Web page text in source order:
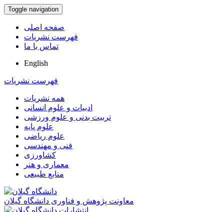
Toggle navigation
صفحه اصلی
فهرست نشریات
تماس با ما
English
فهرست نشریات
همه نشریات
ادبیات و علوم انسانی
تربیت بدنی و علوم ورزشی
علوم پایه
علوم ریاضی
فنی و مهندسی
کشاورزی
معماری و هنر
منابع طبیعی
معاونت پژوهش و فناوری دانشگاه گیلان